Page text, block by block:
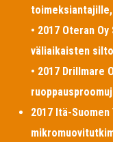
• 2017 Oteran
väliaikaisten
• 2017 Drillmare
2017 Itä-